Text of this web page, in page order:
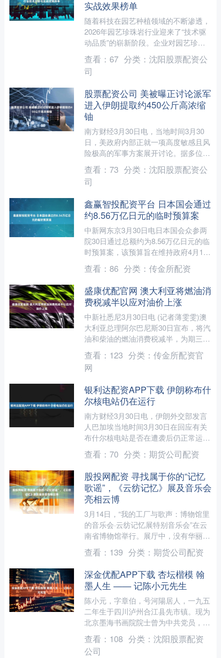
实战效果榜单
随着科技在园艺种植领域的不断渗透，
2026年园艺珍珠岩行业迎来了“技术驱
动品质”的崭新阶段。企业对园艺珍珠
岩供应商的要求，已从单纯的“产品供
应”升级为“技术赋能....
查看： 67 分类： 沈阳股票配资公
司
股票配资公司 美被曝正讨论派军
进入伊朗提取约450公斤高浓缩
铀
南方财经3月30日电，当地时间3月30
日，美政府内部正就一项高度敏感且风
险极高的军事方案展开讨论。据多位美
国官员透露，该方案计划由美军直接进
入伊朗境内，提取约1....
查看： 73 分类： 沈阳股票配资公
司
鑫赢智投配资平台 日本国会通过
约8.56万亿日元的临时预算案
中新网东京3月30日电日本国会众参两
院30日通过总额约为8.56万亿日元的临
时预算案，该预算旨在维持政府4月1日
至11日的日常运作。这是日本自2015年
以来首次....
查看： 86 分类： 传金所配资
盛康优配官网 澳大利亚将燃油消
费税减半以应对油价上涨
中新社悉尼3月30日电 (记者薄雯雯)澳
大利亚总理阿尔巴尼斯30日宣布，将汽
油和柴油的燃油消费税减半，为期三个
月。 阿尔巴尼斯表示，中东冲突导致
燃油价格大幅上涨....
查看： 123 分类： 传金所配资官
网
银利达配资APP下载 伊朗称布什
尔核电站仍在运行
南方财经3月30日电，伊朗外交部发言
人巴加埃当地时间3月30日在回应有关
布什尔核电站是否在遭袭后仍正常运
行、是否出于安全考虑采取关停措施的
问题时表示，据其掌握的....
查看： 70 分类： 期货公司配资
股投网配资 寻找属于你的“记忆
歌谣”，《云纺记忆》展及音乐会
亮相云博
3月14日，“我的工厂与歌声：博物馆里
的音乐会·云纺记忆展特别音乐会”在云
南省博物馆举行。展厅中，没有华丽帷
幕，没有炫目灯光，只有一群用歌声讲
述故事的人……作为....
查看： 139 分类： 期货公司配资
深金优配APP下载 杏坛楷模 翰
墨人生 —— 记陈小元先生
陈小元，字章伯，号河陽居人，一九五
二年生于四川泸州合江县先市镇。现为
北京墨海书画院院士曾为中共党员，历
任学校党支部书记等职。 诗词书画，
诗词歌赋也有很高造谐，曾....
查看： 108 分类： 沈阳股票配资
公司